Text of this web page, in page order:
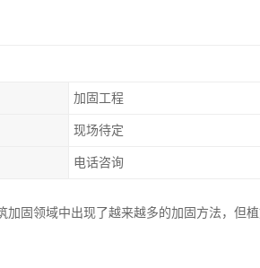
加固工程
现场待定
电话咨询
加固领域中出现了越来越多的加固方法，但